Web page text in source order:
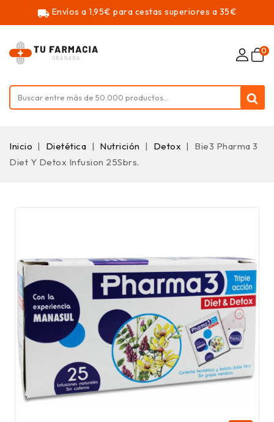
local_shipping Envíos a 1,95€ para cestas superiores a 35€
0
Inicio Dietética Nutrición Detox
Bie3 Pharma 3
Diet Y Detox Infusion 25Sbrs.